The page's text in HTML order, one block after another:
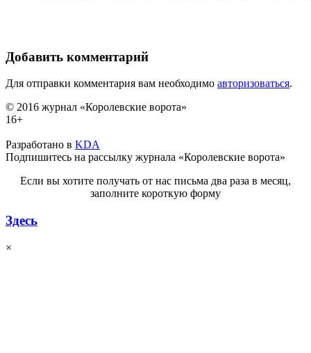
Добавить комментарий
Для отправки комментария вам необходимо авторизоваться.
© 2016 журнал «Королевские ворота»
16+
Разработано в KDA
Подпишитесь на рассылку журнала «Королевские ворота»
Если вы хотите получать от нас письма два раза в месяц,
заполните короткую форму
Здесь
×